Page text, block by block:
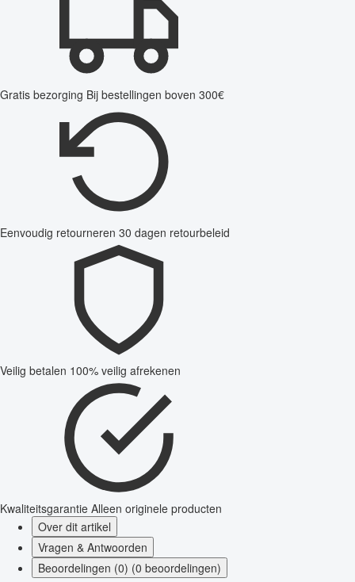
Gratis bezorging Bij bestellingen boven 300€
Eenvoudig retourneren 30 dagen retourbeleid
Veilig betalen 100% veilig afrekenen
Kwaliteitsgarantie Alleen originele producten
Over dit artikel
Vragen & Antwoorden
Beoordelingen (0) (0 beoordelingen)